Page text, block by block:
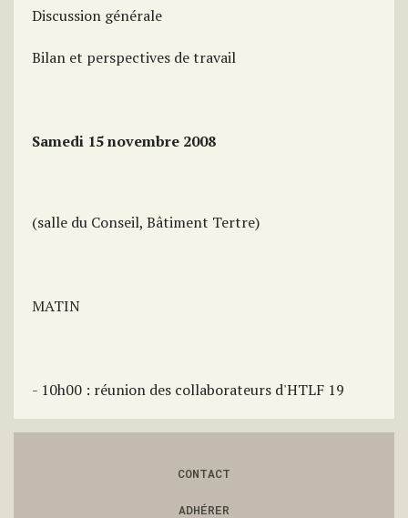
Discussion générale
Bilan et perspectives de travail
Samedi 15 novembre 2008
(salle du Conseil, Bâtiment Tertre)
MATIN
- 10h00 : réunion des collaborateurs d'HTLF 19
CONTACT
ADHÉRER